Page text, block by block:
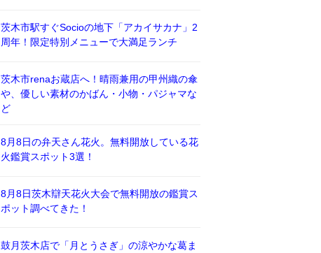
茨木市駅すぐSocioの地下「アカイサカナ」2
周年！限定特別メニューで大満足ランチ
茨木市renaお蔵店へ！晴雨兼用の甲州織の傘
や、優しい素材のかばん・小物・パジャマな
ど
8月8日の弁天さん花火。無料開放している花
火鑑賞スポット3選！
8月8日茨木辯天花火大会で無料開放の鑑賞ス
ポット調べてきた！
鼓月茨木店で「月とうさぎ」の涼やかな葛ま